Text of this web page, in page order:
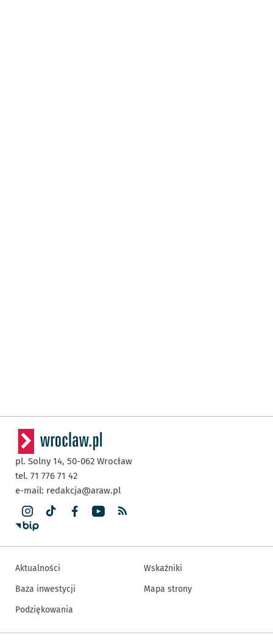
pl. Solny 14, 50-062 Wrocław
tel. 71 776 71 42
e-mail: redakcja@araw.pl
Aktualności
Baza inwestycji
Podziękowania
Wskaźniki
Mapa strony